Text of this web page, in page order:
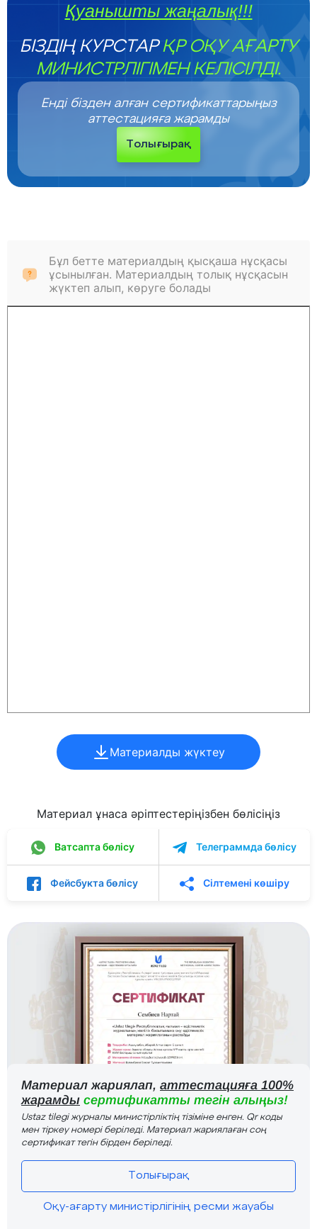
Қуанышты жаңалық!!!
БІЗДІҢ КУРСТАРҚР ОҚУ АҒАРТУ
МИНИСТРЛІГІМЕН КЕЛІСІЛДІ.
Енді бізден алған сертификаттарыңыз
аттестацияға жарамды
Толығырақ
Бұл бетте материалдың қысқаша нұсқасы
ұсынылған. Материалдың толық нұсқасын
жүктеп алып, көруге болады
Материалды жүктеу
Материал ұнаса әріптестеріңізбен бөлісіңіз
Ватсапта бөлісу Телеграммда бөлісу
Фейсбукта бөлісу Сілтемені көшіру
Материал жариялап, аттестацияға 100%
жарамды сертификатты тегін алыңыз!
Ustaz tilegi журналы министірліктің тізіміне енген. Qr коды
мен тіркеу номері беріледі. Материал жариялаған соң
сертификат тегін бірден беріледі.
Толығырақ
Оқу-ағарту министірлігінің ресми жауабы